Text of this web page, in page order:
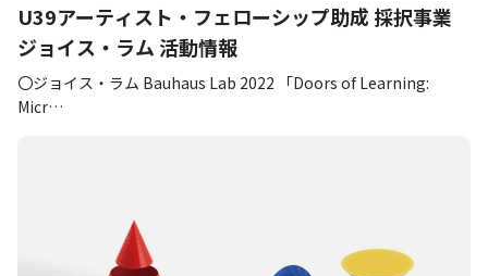
U39アーティスト・フェローシップ助成 採択事業
ジョイス・ラム 活動情報
〇ジョイス・ラム Bauhaus Lab 2022 「Doors of Learning:
Micr…